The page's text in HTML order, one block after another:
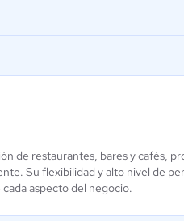
de restaurantes, bares y cafés,
Su flexibilidad y alto nivel de
aspecto del negocio.